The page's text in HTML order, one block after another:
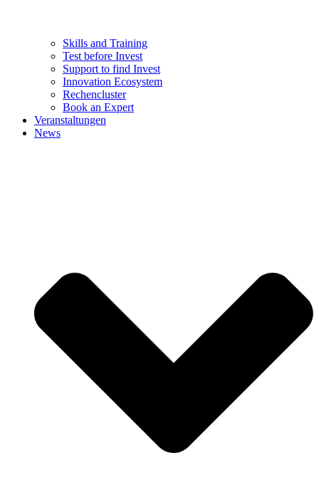
Skills and Training
Test before Invest
Support to find Invest
Innovation Ecosystem
Rechencluster​
Book an Expert
Veranstaltungen
News